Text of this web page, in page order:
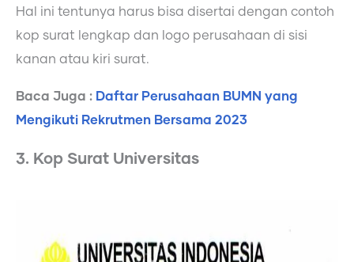
Hal ini tentunya harus bisa disertai dengan contoh
kop surat lengkap dan logo perusahaan di sisi
kanan atau kiri surat.
Baca Juga : Daftar Perusahaan BUMN yang
Mengikuti Rekrutmen Bersama 2023
3. Kop Surat Universitas